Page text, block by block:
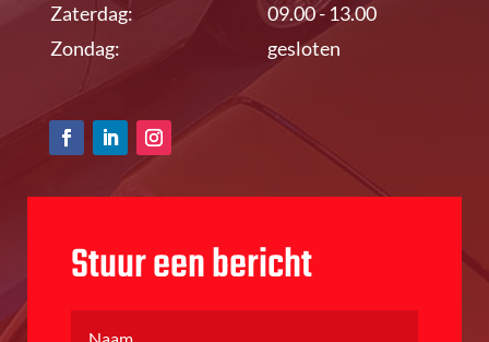
Zaterdag:
Zondag:
09.00 - 13.00
gesloten
Stuur een bericht